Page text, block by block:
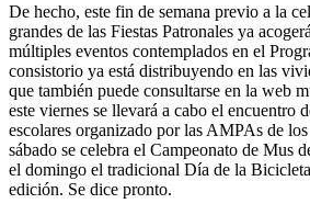
De hecho, este fin de semana previo a la
grandes de las Fiestas Patronales ya
múltiples eventos contemplados en el
consistorio ya está distribuyendo en las
que también puede consultarse en la web
este viernes se llevará a cabo el encuentro
escolares organizado por las AMPAs de
sábado se celebra el Campeonato de Mus
el domingo el tradicional Día de la
edición. Se dice pronto.